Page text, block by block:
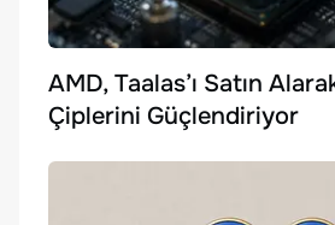
AMD, Taalas’ı Satın
Çiplerini Güçlendiriyor